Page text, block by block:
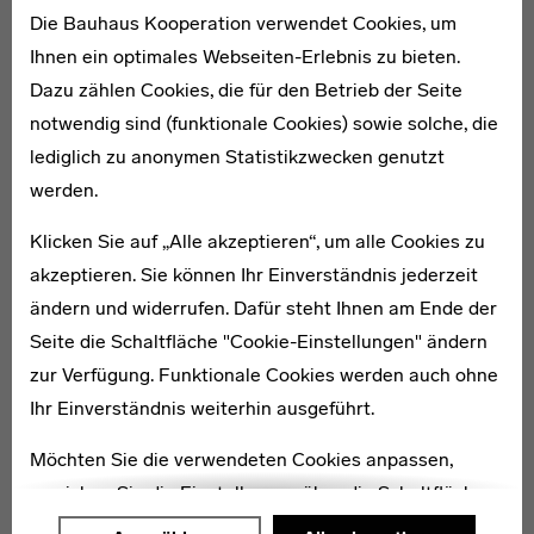
Die Bauhaus Kooperation verwendet Cookies, um
Ihnen ein optimales Webseiten-Erlebnis zu bieten.
Dazu zählen Cookies, die für den Betrieb der Seite
notwendig sind (funktionale Cookies) sowie solche, die
lediglich zu anonymen Statistikzwecken genutzt
werden.
Klicken Sie auf „Alle akzeptieren“, um alle Cookies zu
akzeptieren. Sie können Ihr Einverständnis jederzeit
ändern und widerrufen. Dafür steht Ihnen am Ende der
Seite die Schaltfläche "Cookie-Einstellungen" ändern
zur Verfügung. Funktionale Cookies werden auch ohne
Ihr Einverständnis weiterhin ausgeführt.
Möchten Sie die verwendeten Cookies anpassen,
erreichen Sie die Einstellungen über die Schaltfläche
"Auswählen".
Aufmerksamkeit in der zeitgenössischen Presse und
waren mit eigenen Exponaten auf der Pariser
Weltausstellung 1937 vertreten.
1941 wurde die Tochter Jutta, vier Jahre später der
Sohn Tom in Jerusalem geboren. Am 31. Januar 1948
verunglückte Heinz Schwerin während seines Dienstes
für die Hagana (dt. Verteidigung, Vorläufer der
israelischen Armee) im israelischen
Unabhängigkeitskrieg und starb am 3. Februar an den
Folgen. [AG 2015]
Literatur:
Heinz Schwerin“, Stiftung Bauhaus Dessau, Meisterhaus Muche/Schlemmer,
26. Juni bis 13. Oktober 2013.
· Udi Katzmann (2011): Wege ins Gelobte Land, Bauhaus: Die Zeitschrift der